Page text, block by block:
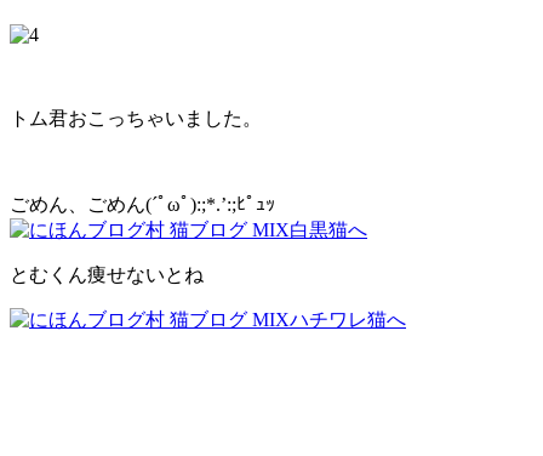
トム君おこっちゃいました。
ごめん、ごめん(´ﾟωﾟ):;*.’:;ﾋﾟｭｯ
とむくん痩せないとね